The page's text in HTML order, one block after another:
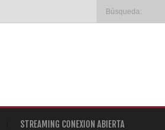
STREAMING CONEXION ABIERTA